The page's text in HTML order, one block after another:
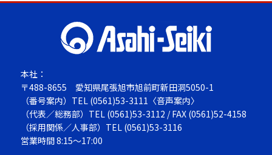
本社：
〒488-8655 愛知県尾張旭市旭前町新田洞5050-1
（番号案内）TEL (0561)53-3111 〈音声案内〉
（代表／総務部）TEL (0561)53-3112 / FAX (0561)52-4158
（採用関係／人事部）TEL (0561)53-3116
営業時間 8:15～17:00